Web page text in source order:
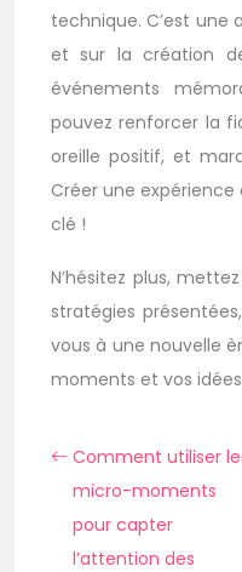
technique. C’est une
et sur la création
événements
pouvez renforcer la
oreille positif, et
Créer une
clé !
N’hésitez plus,
stratégies
vous à une nouvelle
moments et vos
Comment utiliser
micro-moments
pour capter
l’attention des